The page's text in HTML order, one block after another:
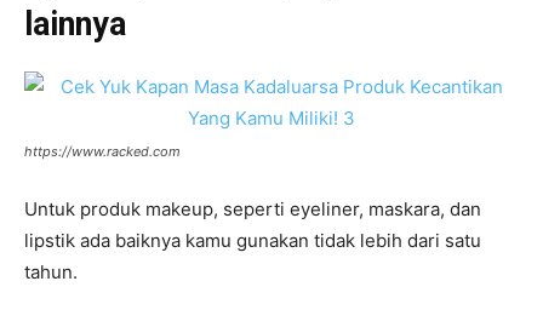
lainnya
https://www.racked.com
Untuk produk makeup, seperti eyeliner, maskara, dan
lipstik ada baiknya kamu gunakan tidak lebih dari satu
tahun.